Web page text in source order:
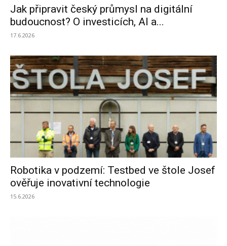
Jak připravit český průmysl na digitální
budoucnost? O investicích, AI a...
17.6.2026
Robotika v podzemí: Testbed ve štole Josef
ověřuje inovativní technologie
15.6.2026